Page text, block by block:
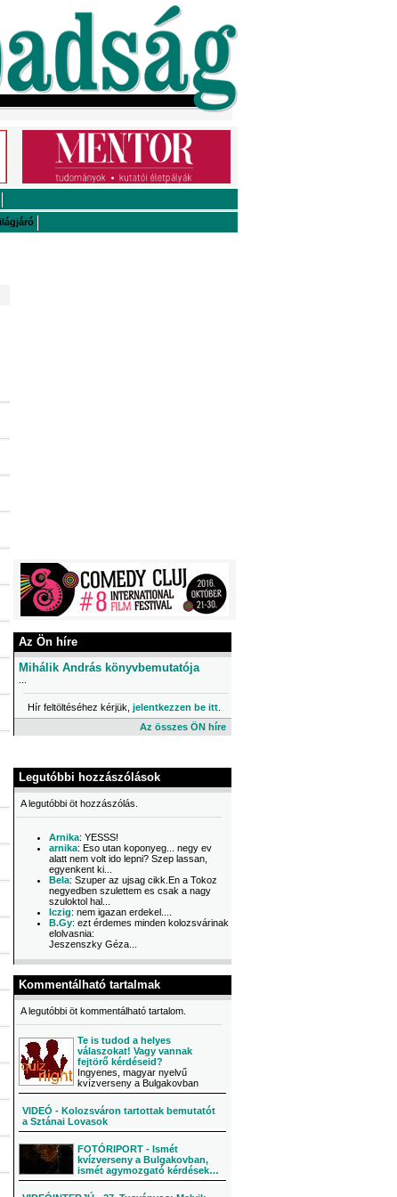
Az Ön híre
Mihálik András könyvbemutatója
Hír feltöltéséhez kérjük, jelentkezzen be itt
Az összes ÖN híre
Legutóbbi hozzászólások
A legutóbbi öt hozzászólás.
Arnika: YESSS!
arnika: Eso utan koponyeg... negy ev
alatt nem volt ido lepni? Szep lassan,
egyenkent ki...
Bela: Szuper az ujsag cikk.En a Tokoz
negyedben szulettem es csak a nagy
szuloktol hal...
Iczig: nem igazan erdekel....
B.Gy: ezt érdemes minden kolozsvárinak
elolvasnia:
Jeszenszky Géza...
Kommentálható tartalmak
A legutóbbi öt kommentálható tartalom.
Te is tudod a helyes
válaszokat! Vagy vannak
fejtörő kérdéseid?
Ingyenes, magyar nyelvű
kvízverseny a Bulgakovban
VIDEÓ - Kolozsváron tartottak bemutatót
a Sztánai Lovasok
FOTÓRIPORT - Ismét
kvízverseny a Bulgakovban,
ismét agymozgató kérdések…